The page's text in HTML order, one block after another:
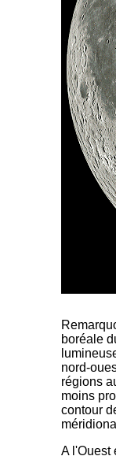
boréale
nord-
régions
moins
contour
A l'Ouest